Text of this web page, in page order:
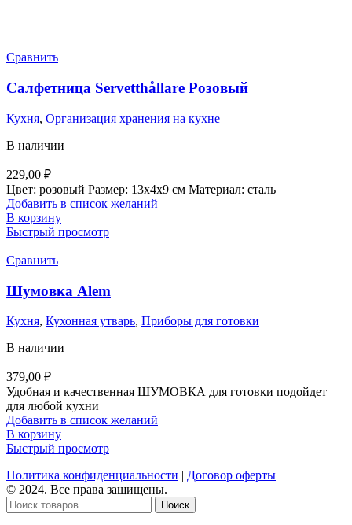
Сравнить
Салфетница Servetthållare Розовый
Кухня, Организация хранения на кухне
В наличии
229,00 ₽
Цвет: розовый Размер: 13х4х9 см Материал: сталь
Добавить в список желаний
В корзину
Быстрый просмотр
Сравнить
Шумовка Alem
Кухня, Кухонная утварь, Приборы для готовки
В наличии
379,00 ₽
Удобная и качественная ШУМОВКА для готовки подойдет
для любой кухни
Добавить в список желаний
В корзину
Быстрый просмотр
Политика конфиденциальности | Договор оферты
© 2024. Все права защищены.
Поиск